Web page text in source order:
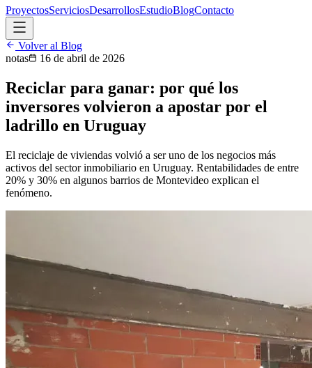
ProyectosServiciosDesarrollosEstudioBlogContacto
Volver al Blog
notas
16 de abril de 2026
Reciclar para ganar: por qué los
inversores volvieron a apostar por el
ladrillo en Uruguay
El reciclaje de viviendas volvió a ser uno de los negocios más
activos del sector inmobiliario en Uruguay. Rentabilidades de entre
20% y 30% en algunos barrios de Montevideo explican el
fenómeno.